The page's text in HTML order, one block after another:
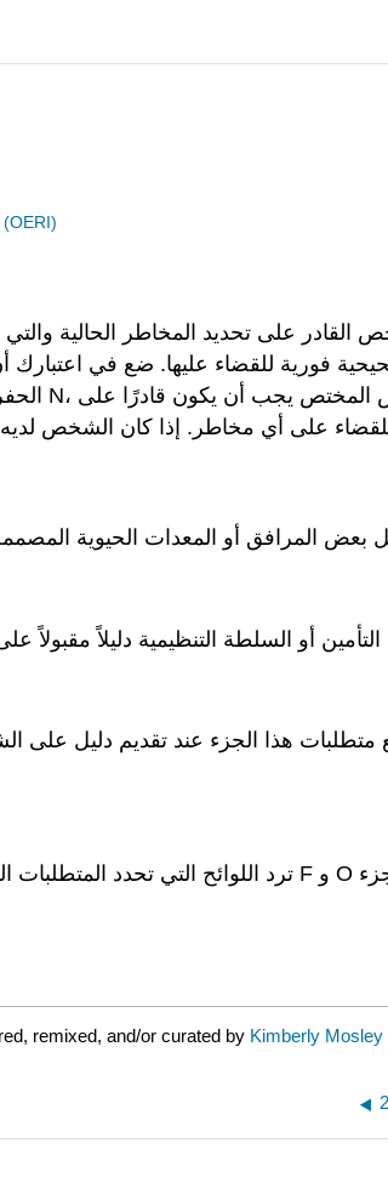
بأنه الشخص القادر على تحديد المخاطر
تصحيحية فورية للقضاء عليها. ضع في
هذا الجزء عند تقديم دليل على
remixed, and/or curated by Kimberly Mosley